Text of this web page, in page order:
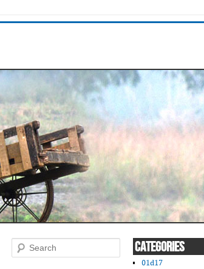
Search CATEGORIES
01d17